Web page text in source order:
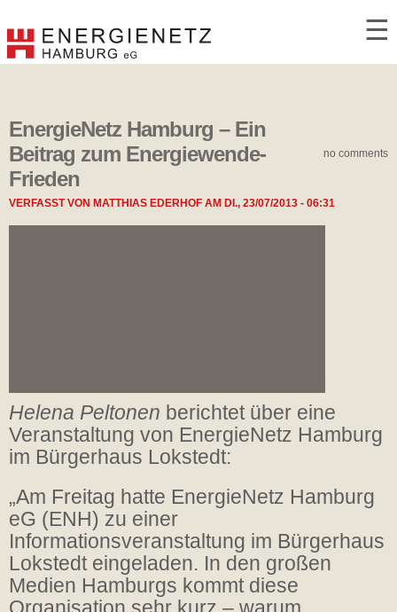
☰
no comments
EnergieNetz Hamburg – Ein
Beitrag zum Energiewende-
Frieden
VERFASST VON MATTHIAS EDERHOFAM DI., 23/07/2013 - 06:31
Helena Peltonen berichtet über eine
Veranstaltung von EnergieNetz Hamburg
im Bürgerhaus Lokstedt:
„Am Freitag hatte EnergieNetz Hamburg
eG (ENH) zu einer
Informationsveranstaltung im Bürgerhaus
Lokstedt eingeladen. In den großen
Medien Hamburgs kommt diese